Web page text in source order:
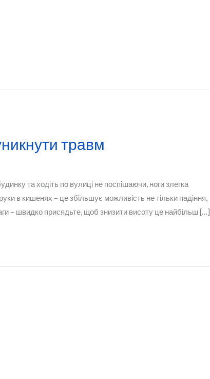
травм
та ходіть по вулиці не поспішаючи, ноги злегка
в кишенях – це збільшує можливість не тільки падіння,
– швидко присядьте, щоб знизити висоту це найбільш […]